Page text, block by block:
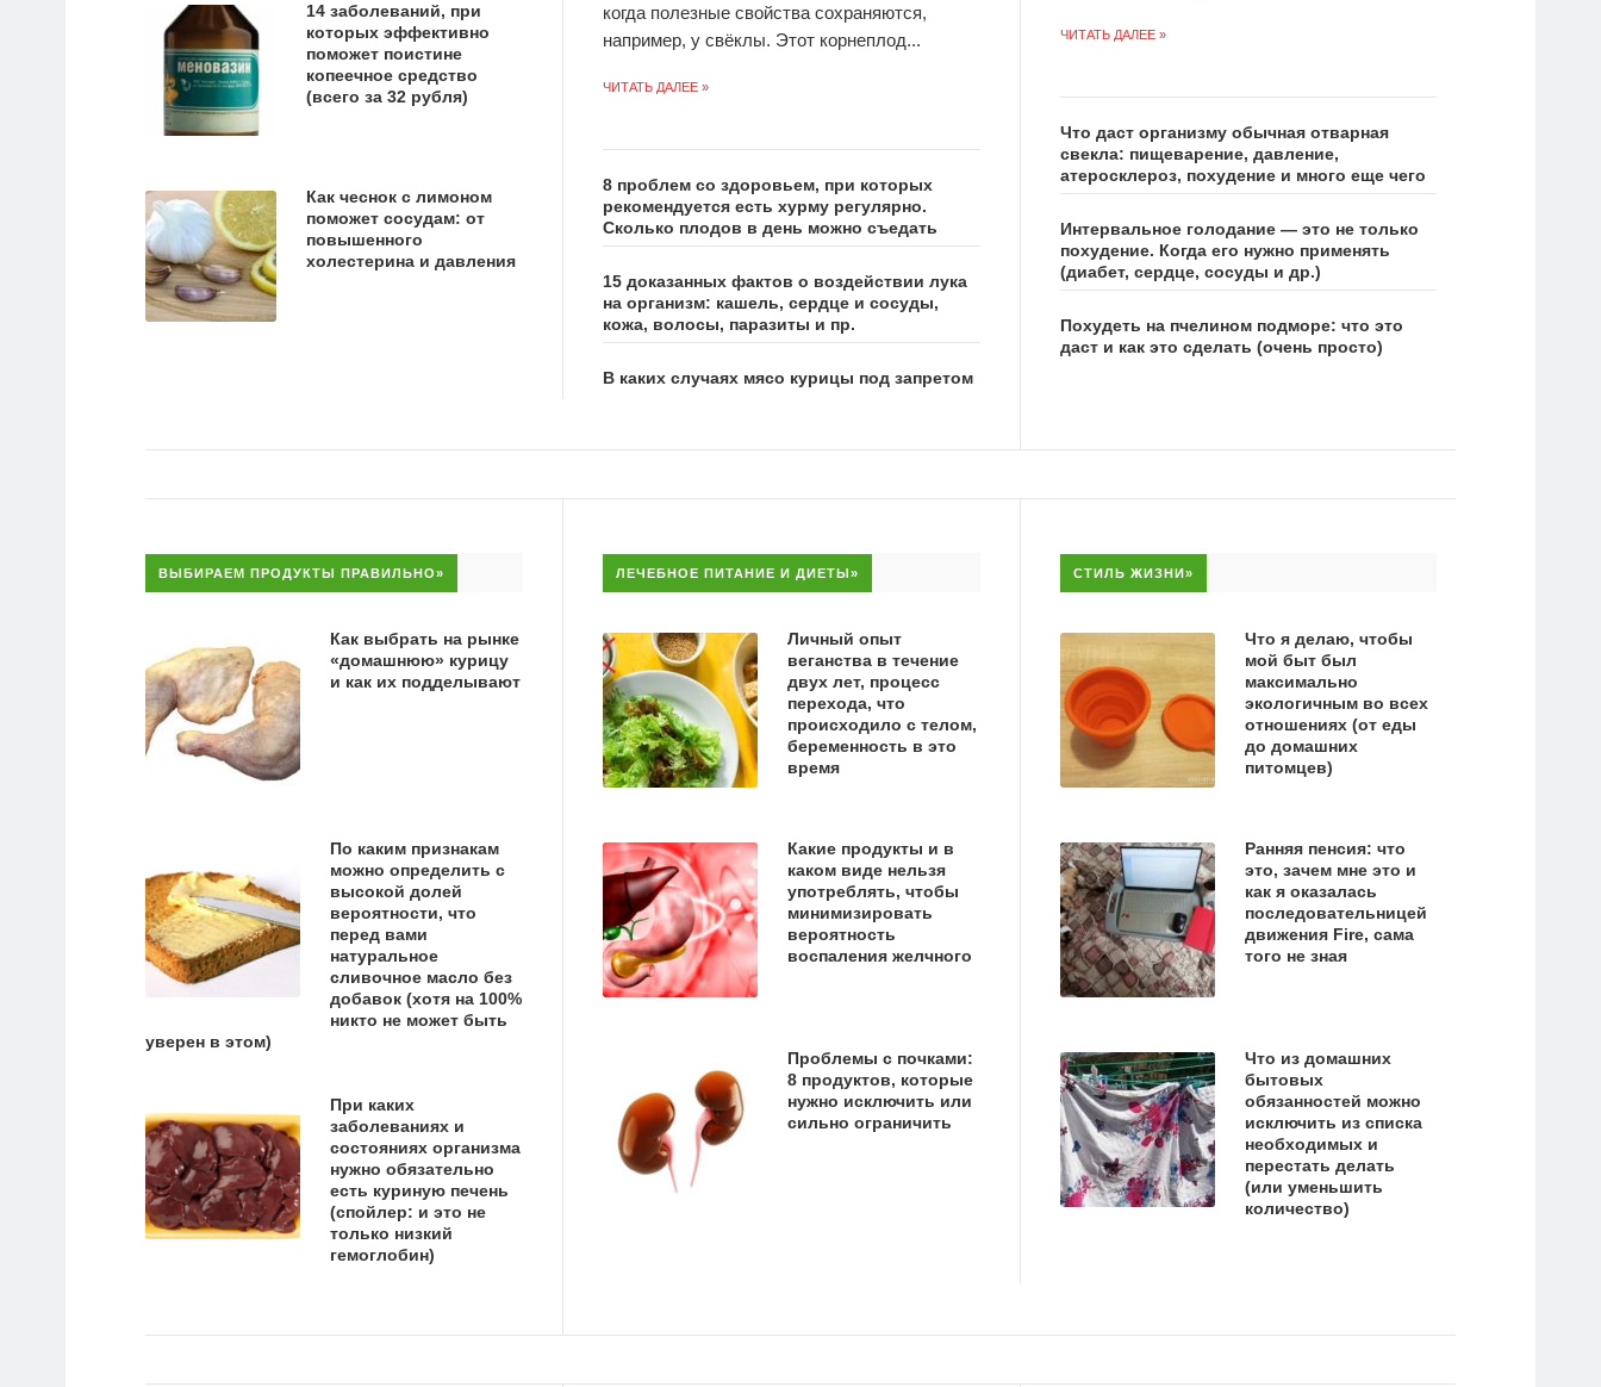
14 заболеваний, при
которых эффективно
поможет поистине
копеечное средство
(всего за 32 рубля)
Как чеснок с лимоном
поможет сосудам: от
повышенного
холестерина и давления
когда полезные свойства сохраняются,
например, у свёклы. Этот корнеплод...
ЧИТАТЬ ДАЛЕЕ »
8 проблем со здоровьем, при которых
рекомендуется есть хурму регулярно.
Сколько плодов в день можно съедать
15 доказанных фактов о воздействии лука
на организм: кашель, сердце и сосуды,
кожа, волосы, паразиты и пр.
В каких случаях мясо курицы под запретом
ЧИТАТЬ ДАЛЕЕ »
Что даст организму обычная отварная
свекла: пищеварение, давление,
атеросклероз, похудение и много еще чего
Интервальное голодание — это не только
похудение. Когда его нужно применять
(диабет, сердце, сосуды и др.)
Похудеть на пчелином подморе: что это
даст и как это сделать (очень просто)
ВЫБИРАЕМ ПРОДУКТЫ ПРАВИЛЬНО»
Как выбрать на рынке
«домашнюю» курицу
и как их подделывают
По каким признакам
можно определить с
высокой долей
вероятности, что
перед вами
натуральное
сливочное масло без
добавок (хотя на 100%
никто не может быть
уверен в этом)
При каких
заболеваниях и
состояниях организма
нужно обязательно
есть куриную печень
(спойлер: и это не
только низкий
гемоглобин)
ЛЕЧЕБНОЕ ПИТАНИЕ И ДИЕТЫ»
Личный опыт
веганства в течение
двух лет, процесс
перехода, что
происходило с телом,
беременность в это
время
Какие продукты и в
каком виде нельзя
употреблять, чтобы
минимизировать
вероятность
воспаления желчного
Проблемы с почками:
8 продуктов, которые
нужно исключить или
сильно ограничить
СТИЛЬ ЖИЗНИ»
Что я делаю, чтобы
мой быт был
максимально
экологичным во всех
отношениях (от еды
до домашних
питомцев)
Ранняя пенсия: что
это, зачем мне это и
как я оказалась
последовательницей
движения Fire, сама
того не зная
Что из домашних
бытовых
обязанностей можно
исключить из списка
необходимых и
перестать делать
(или уменьшить
количество)